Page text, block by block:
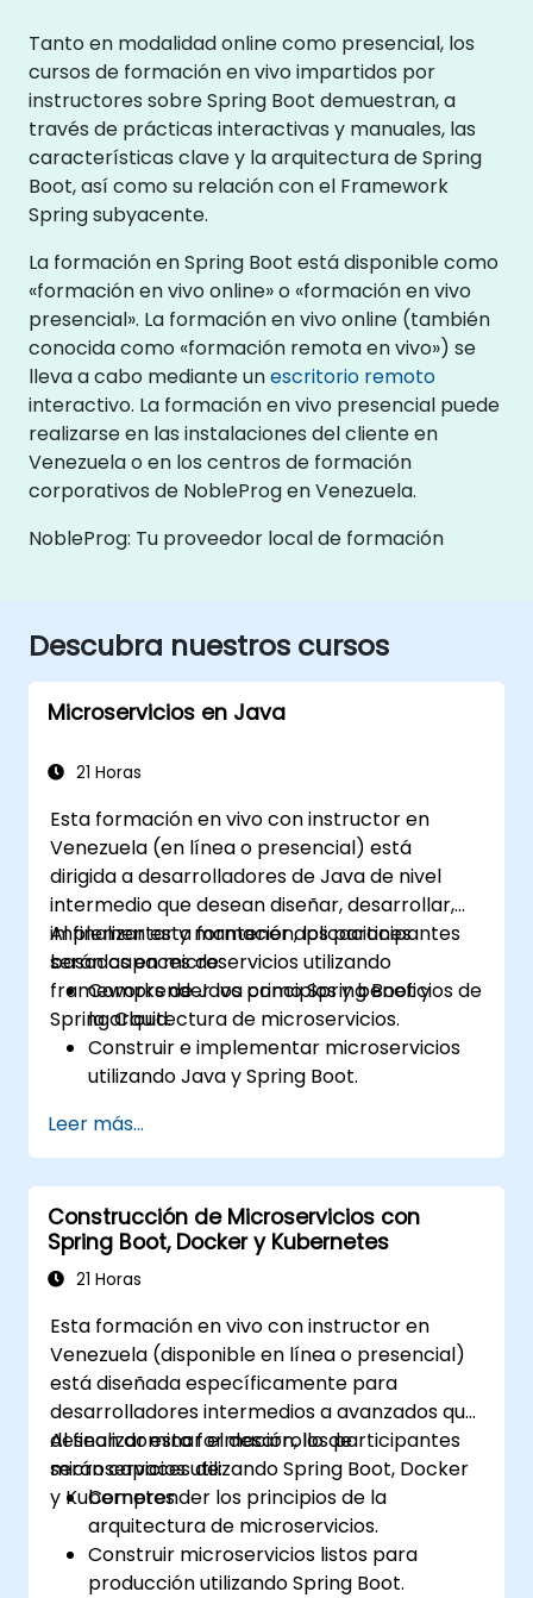
Tanto en modalidad online como presencial, los
cursos de formación en vivo impartidos por
instructores sobre Spring Boot demuestran, a
través de prácticas interactivas y manuales, las
características clave y la arquitectura de Spring
Boot, así como su relación con el Framework
Spring subyacente.
La formación en Spring Boot está disponible como
«formación en vivo online» o «formación en vivo
presencial». La formación en vivo online (también
conocida como «formación remota en vivo») se
lleva a cabo mediante unescritorio remoto
interactivo. La formación en vivo presencial puede
realizarse en las instalaciones del cliente en
Venezuela o en los centros de formación
corporativos de NobleProg en Venezuela.
NobleProg: Tu proveedor local de formación
Descubra nuestros cursos
Microservicios en Java
21 Horas
Esta formación en vivo con instructor en
Venezuela (en línea o presencial) está
dirigida a desarrolladores de Java de nivel
intermedio que desean diseñar, desarrollar,
implementar y mantener aplicaciones
basadas en microservicios utilizando
frameworks de Java como Spring Boot y
Spring Cloud.
Al finalizar esta formación, los participantes
serán capaces de:
Comprender los principios y beneficios de
la arquitectura de microservicios.
Construir e implementar microservicios
utilizando Java y Spring Boot.
servicios, gestión de configuraciones y
pasarelas API (API Gateways).
Asegurar, monitorear y escalar los
microservicios de manera efectiva.
Implementar microservicios usando
Docker y Kubernetes.
Leer más...
Construcción de Microservicios con
Spring Boot, Docker y Kubernetes
21 Horas
Esta formación en vivo con instructor en
Venezuela (disponible en línea o presencial)
está diseñada específicamente para
desarrolladores intermedios a avanzados que
desean dominar el desarrollo de
microservicios utilizando Spring Boot, Docker
y Kubernetes.
Al finalizar esta formación, los participantes
serán capaces de:
Comprender los principios de la
arquitectura de microservicios.
Construir microservicios listos para
producción utilizando Spring Boot.